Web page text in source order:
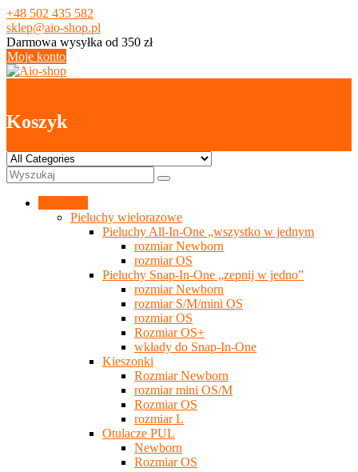
Skip
to
content
+48 502 435 582
sklep@aio-shop.pl
Darmowa wysyłka od 350 zł
Moje konto
Koszyk
Pieluchy wielorazowe
Pieluchy All-In-One „wszystko w jednym
rozmiar Newborn
rozmiar OS
Pieluchy Snap-In-One „zepnij w jedno”
rozmiar Newborn
rozmiar S/M/mini OS
rozmiar OS
Rozmiar OS+
wkłady do Snap-In-One
Kieszonki
Rozmiar Newborn
rozmiar mini OS/M
Rozmiar OS
rozmiar L
Otulacze PUL
Newborn
Rozmiar OS